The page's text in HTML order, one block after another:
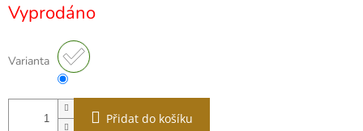
cena:
Vyprodáno
Varianta
Přidat do košíku